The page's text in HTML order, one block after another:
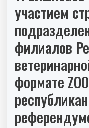
участием
филиалов
формате